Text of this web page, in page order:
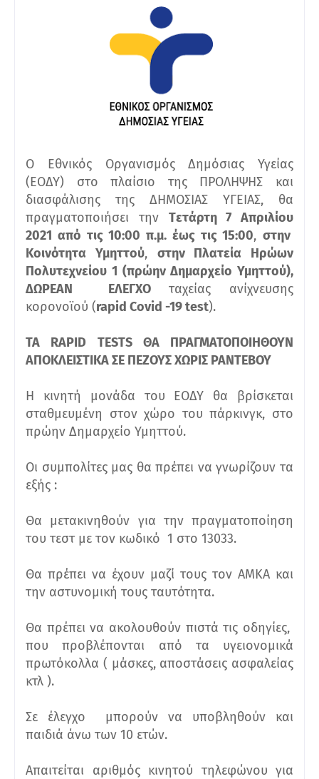
O Εθνικός Οργανισμός Δημόσιας Υγείας
(ΕΟΔΥ) στο πλαίσιο της ΠΡΟΛΗΨΗΣ και
διασφάλισης της ΔΗΜΟΣΙΑΣ ΥΓΕΙΑΣ, θα
πραγματοποιήσει την Tετάρτη 7 Απριλίου
2021 από τις 10:00 π.μ. έως τις 15:00, στην
Κοινότητα Υμηττού, στην Πλατεία Ηρώων
Πολυτεχνείου 1 (πρώην Δημαρχείο Υμηττού),
ΔΩΡΕΑΝ ΕΛΕΓΧΟταχείας ανίχνευσης
κορονοϊού (rapid Covid -19 test).
ΤΑ RAPID TESTS ΘΑ ΠΡΑΓΜΑΤΟΠΟΙΗΘΟΥΝ
ΑΠΟΚΛΕΙΣΤΙΚΑ ΣΕ ΠΕΖΟΥΣ ΧΩΡΙΣ ΡΑΝΤΕΒΟΥ
Η κινητή μονάδα του ΕΟΔΥ θα βρίσκεται
σταθμευμένη στον χώρο του πάρκινγκ, στο
πρώην Δημαρχείο Υμηττού.
Οι συμπολίτες μας θα πρέπει να γνωρίζουν τα
εξής :
Θα μετακινηθούν για την πραγματοποίηση
του τεστ με τον κωδικό 1 στο 13033.
Θα πρέπει να έχουν μαζί τους τον ΑΜΚΑ και
την αστυνομική τους ταυτότητα.
Θα πρέπει να ακολουθούν πιστά τις οδηγίες,
που προβλέπονται από τα υγειονομικά
πρωτόκολλα ( μάσκες, αποστάσεις ασφαλείας
κτλ ).
Σε έλεγχο μπορούν να υποβληθούν και
παιδιά άνω των 10 ετών.
Απαιτείται αριθμός κινητού τηλεφώνου για